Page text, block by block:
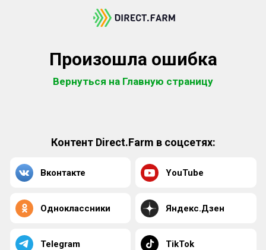
Произошла ошибка
Вернуться на Главную страницу
Контент Direct.Farm в соцсетях:
Вконтакте YouTube
Одноклассники Яндекс.Дзен
Telegram TikTok